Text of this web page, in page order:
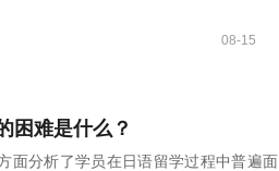
08-15
困难是什么？
面分析了学员在日语留学过程中普遍面